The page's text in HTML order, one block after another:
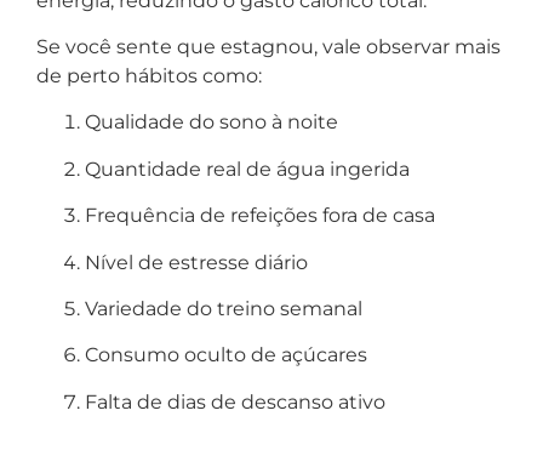
Se você sente que estagnou, vale observar mais
de perto hábitos como:
Qualidade do sono à noite
Quantidade real de água ingerida
Frequência de refeições fora de casa
Nível de estresse diário
Variedade do treino semanal
Consumo oculto de açúcares
Falta de dias de descanso ativo